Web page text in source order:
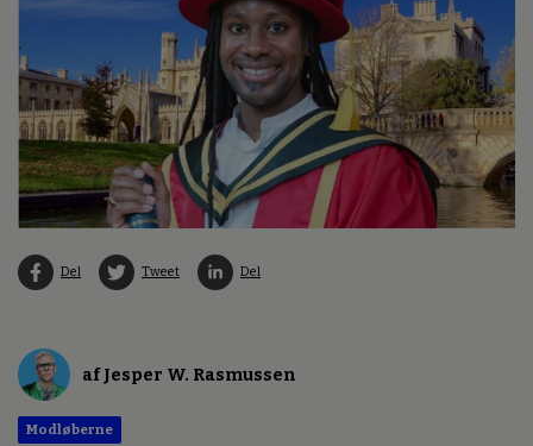
Del Tweet Del
af Jesper W. Rasmussen
Modløberne